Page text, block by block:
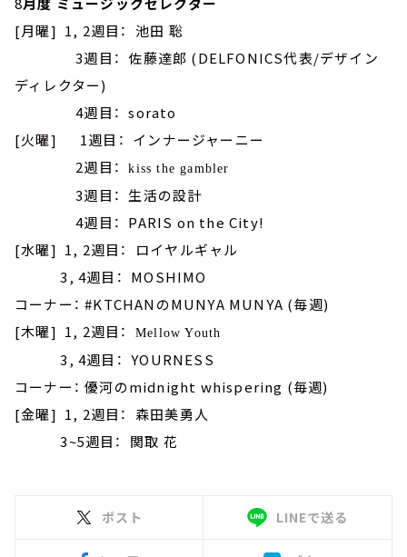
[月曜] 1, 2週目： 池田 聡
3週目： 佐藤達郎 (DELFONICS代表/デザイン
ディレクター)
4週目： sorato
[火曜] 1週目： インナージャーニー
2週目：kiss the gambler
3週目： 生活の設計
4週目： PARIS on the City!
[水曜] 1, 2週目： ロイヤルギャル
3, 4週目： MOSHIMO
コーナー： #KTCHANのMUNYA MUNYA (毎週)
[木曜] 1, 2週目：
Mellow Youth
3, 4週目： YOURNESS
コーナー： 優河のmidnight whispering (毎週)
[金曜] 1, 2週目： 森田美勇人
3~5週目： 関取 花
ポスト LINEで送る